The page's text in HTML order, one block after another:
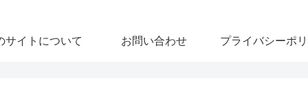
サイトについて お問い合わせ プライバシーポ